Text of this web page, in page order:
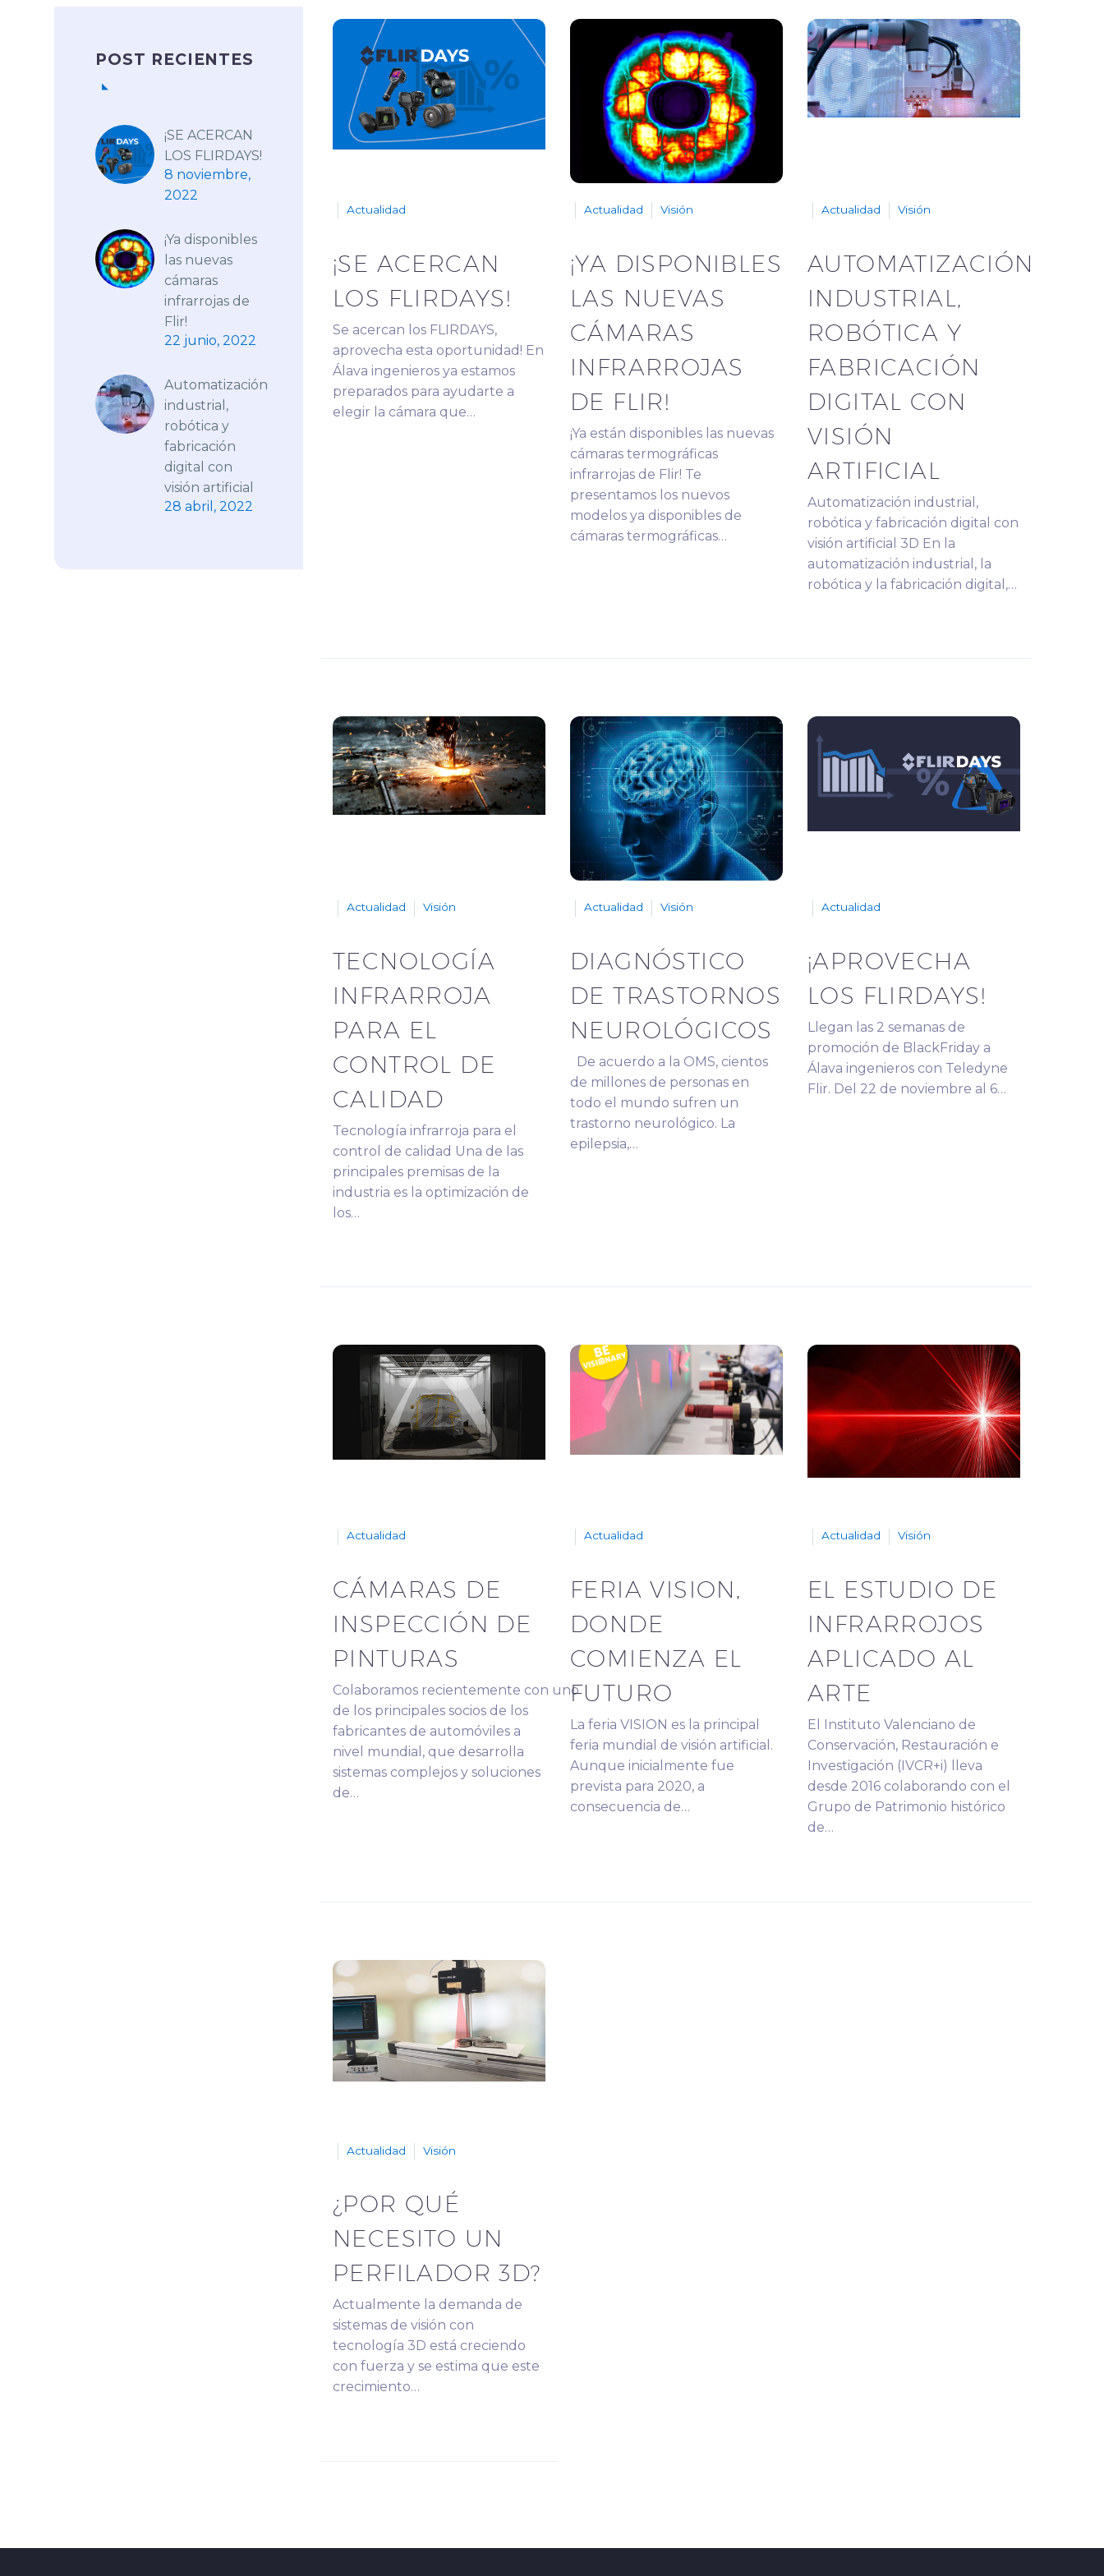
Actualidad
¡SE ACERCAN
LOS FLIRDAYS!
Se acercan los FLIRDAYS,
aprovecha esta oportunidad! En
Álava ingenieros ya estamos
preparados para ayudarte a
elegir la cámara que…
Actualidad Visión
¡YA DISPONIBLES
LAS NUEVAS
CÁMARAS
INFRARROJAS
DE FLIR!
¡Ya están disponibles las nuevas
cámaras termográficas
infrarrojas de Flir! Te
presentamos los nuevos
modelos ya disponibles de
cámaras termográficas…
Actualidad Visión
AUTOMATIZACIÓN
INDUSTRIAL,
ROBÓTICA Y
FABRICACIÓN
DIGITAL CON
VISIÓN
ARTIFICIAL
Automatización industrial,
robótica y fabricación digital con
visión artificial 3D En la
automatización industrial, la
robótica y la fabricación digital,…
Actualidad Visión
TECNOLOGÍA
INFRARROJA
PARA EL
CONTROL DE
CALIDAD
Tecnología infrarroja para el
control de calidad Una de las
principales premisas de la
industria es la optimización de
los…
Actualidad Visión
DIAGNÓSTICO
DE TRASTORNOS
NEUROLÓGICOS
De acuerdo a la OMS, cientos
de millones de personas en
todo el mundo sufren un
trastorno neurológico. La
epilepsia,…
Actualidad
¡APROVECHA
LOS FLIRDAYS!
Llegan las 2 semanas de
promoción de BlackFriday a
Álava ingenieros con Teledyne
Flir. Del 22 de noviembre al 6…
Actualidad
CÁMARAS DE
INSPECCIÓN DE
PINTURAS
Colaboramos recientemente con uno
de los principales socios de los
fabricantes de automóviles a
nivel mundial, que desarrolla
sistemas complejos y soluciones
de…
Actualidad
FERIA VISION,
DONDE
COMIENZA EL
FUTURO
La feria VISION es la principal
feria mundial de visión artificial.
Aunque inicialmente fue
prevista para 2020, a
consecuencia de…
Actualidad Visión
EL ESTUDIO DE
INFRARROJOS
APLICADO AL
ARTE
El Instituto Valenciano de
Conservación, Restauración e
Investigación (IVCR+i) lleva
desde 2016 colaborando con el
Grupo de Patrimonio histórico
de…
Actualidad Visión
¿POR QUÉ
NECESITO UN
PERFILADOR 3D?
Actualmente la demanda de
sistemas de visión con
tecnología 3D está creciendo
con fuerza y se estima que este
crecimiento…
POST RECIENTES
¡SE ACERCAN
LOS FLIRDAYS!
8 noviembre,
2022
¡Ya disponibles
las nuevas
cámaras
infrarrojas de
Flir!
22 junio, 2022
Automatización
industrial,
robótica y
fabricación
digital con
visión artificial
28 abril, 2022